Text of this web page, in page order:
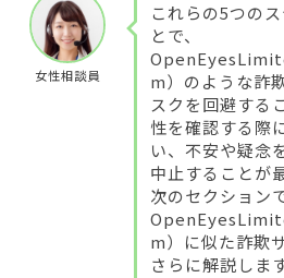
女性相談員
これらの5つの
とで、
m）のような詐
スクを回避する
性を確認する際
い、不安や疑念
中止することが
次のセクション
m）に似た詐欺
さらに解説します